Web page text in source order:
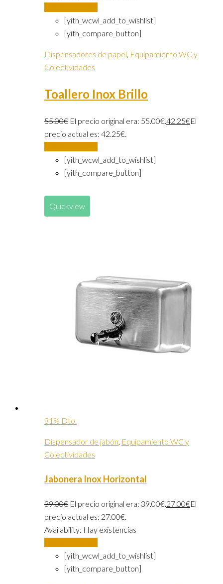
[yith_wcwl_add_to_wishlist]
[yith_compare_button]
Dispensadores de papel, Equipamiento WC y
Colectividades
Toallero Inox Brillo
55.00€ El precio original era: 55.00€.42.25€El
precio actual es: 42.25€.
[yith_wcwl_add_to_wishlist]
[yith_compare_button]
Quickview
31% Dto.
Dispensador de jabón, Equipamiento WC y
Colectividades
Jabonera Inox Horizontal
39.00€ El precio original era: 39.00€.27.00€El
precio actual es: 27.00€.
Availability: Hay existencias
[yith_wcwl_add_to_wishlist]
[yith_compare_button]